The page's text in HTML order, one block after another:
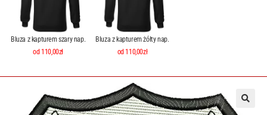
Bluza z kapturem szary nap.
od 110,00zł
Bluza z kapturem żółty nap.
od 110,00zł